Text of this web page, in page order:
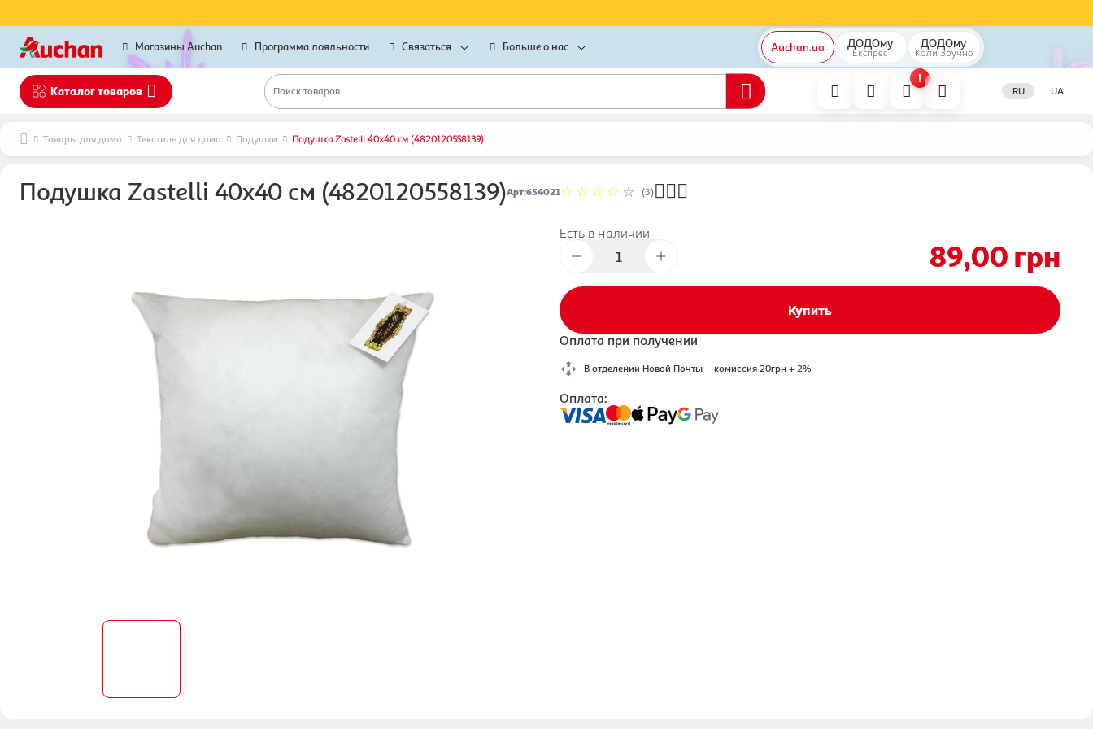
Магазины Auchan Программа лояльности Связаться Больше о нас Auchan.ua ДОДОму
Експрес
ДОДОму
Коли Зручно
Каталог товаров Поиск товаров...
!
RU UA
Товары для дома Текстиль для дома Подушки Подушка Zastelli 40х40 см (4820120558139)
Подушка Zastelli 40х40 см (4820120558139)Арт:654021 (3)
Есть в наличии
89,00 грн
Купить
Оплата при получении
В отделении Новой Почты - комиссия 20грн + 2%
Оплата: